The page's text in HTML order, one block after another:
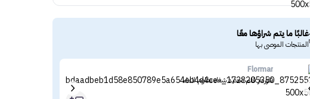
غالبًا ما يتم شراؤها معًا
المنتجات الموصى بها
Flormar
فلورمار قلم تحديد شفاه مقاوم للماء